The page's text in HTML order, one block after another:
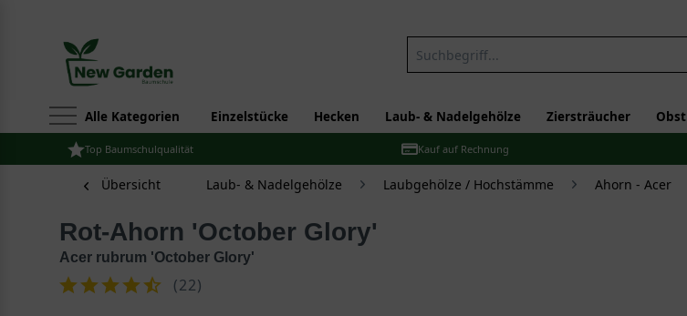
Alle Kategorien Einzelstücke Hecken Laub- & Nadelgehölze Ziersträucher Obst
Top Baumschulqualität Kauf auf Rechnung
Übersicht Laub- & Nadelgehölze Laubgehölze / Hochstämme Ahorn - Acer
Rot-Ahorn 'October Glory'
Acer rubrum 'October Glory'
(22)